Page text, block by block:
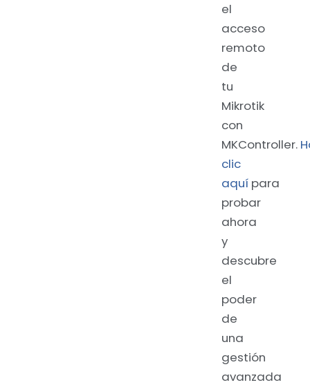
el
acceso
remoto
de
tu
Mikrotik
con
MKController.
clic
aquí para
probar
ahora
y
descubre
el
poder
de
una
gestión
avanzada